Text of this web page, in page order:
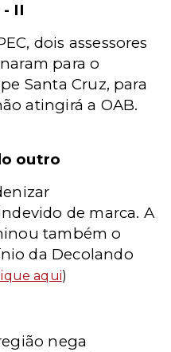
II
dois assessores
para o
Santa Cruz, para
atingirá a OAB.
outro
de marca. A
também o
da Decolando
aqui)
nega